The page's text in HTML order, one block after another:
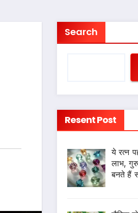
Search
Resent Post
ये रत्न
लाभ,
बनते हैं